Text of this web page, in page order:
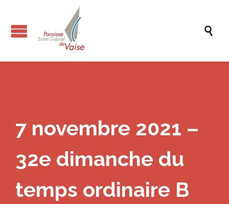

7 novembre 2021 –
32e dimanche du
temps ordinaire B